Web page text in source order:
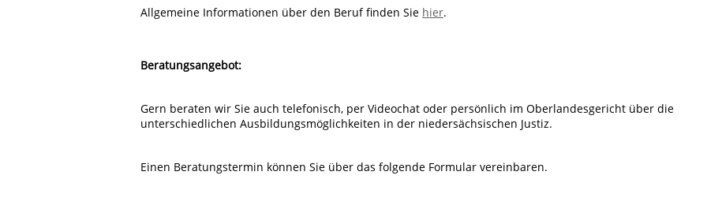
Allgemeine Informationen über den Beruf finden Sie hier.
Beratungsangebot:
Gern beraten wir Sie auch telefonisch, per Videochat oder persönlich im Oberlandesgericht über die
unterschiedlichen Ausbildungsmöglichkeiten in der niedersächsischen Justiz.
Einen Beratungstermin können Sie über das folgende Formular vereinbaren.